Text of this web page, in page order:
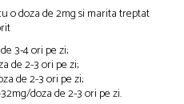
o doza de 2mg si marita treptat
3-4 ori pe zi;
de 2-3 ori pe zi;
de 2-3 ori pe zi;
doza de 2-3 ori pe zi.